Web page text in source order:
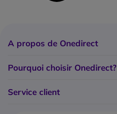
A propos de Onedirect
Nos marques
Catalogue Onedirect
Pourquoi choisir Onedirect?
Service client